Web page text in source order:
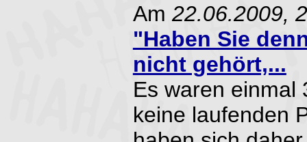
Am 22.06.2009,
"Haben Sie
nicht gehört,...
Es waren einmal
keine laufenden